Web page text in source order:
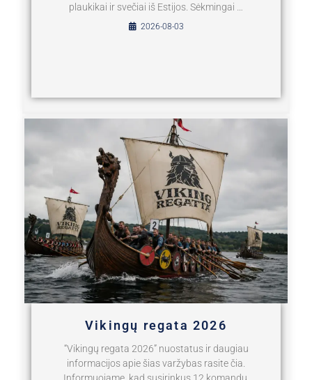
plaukikai ir svečiai iš Estijos. Sėkmingai …
2026-08-03
Vikingų regata 2026
“Vikingų regata 2026” nuostatus ir daugiau
informacijos apie šias varžybas rasite čia.
Informuojame, kad susirinkus 12 komandų,